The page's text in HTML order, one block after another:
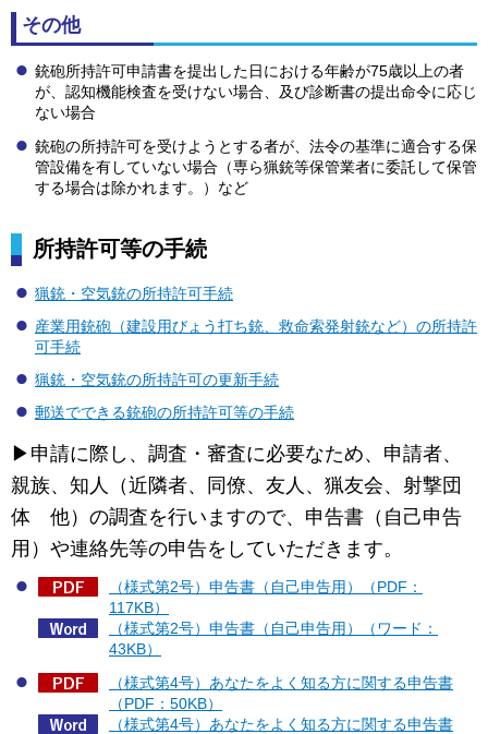
その他
銃砲所持許可申請書を提出した日における年齢が75歳以上の者
が、認知機能検査を受けない場合、及び診断書の提出命令に応じ
ない場合
銃砲の所持許可を受けようとする者が、法令の基準に適合する保
管設備を有していない場合（専ら猟銃等保管業者に委託して保管
する場合は除かれます。）など
所持許可等の手続
猟銃・空気銃の所持許可手続
産業用銃砲（建設用びょう打ち銃、救命索発射銃など）の所持許
可手続
猟銃・空気銃の所持許可の更新手続
郵送でできる銃砲の所持許可等の手続
▶申請に際し、調査・審査に必要なため、申請者、
親族、知人（近隣者、同僚、友人、猟友会、射撃団
体
他）の調査を行いますので、申告書（自己申告
用）や連絡先等の申告をしていただきます。
（様式第2号）申告書（自己申告用）（PDF：
117KB）
（様式第2号）申告書（自己申告用）（ワード：
43KB）
（様式第4号）あなたをよく知る方に関する申告書
（PDF：50KB）
（様式第4号）あなたをよく知る方に関する申告書